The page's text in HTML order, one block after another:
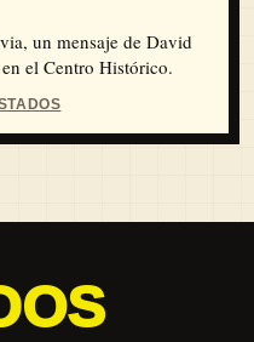
un mensaje de David
el Centro Histórico.